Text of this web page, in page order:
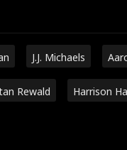
J.J. Michaels
Rewald Harrison